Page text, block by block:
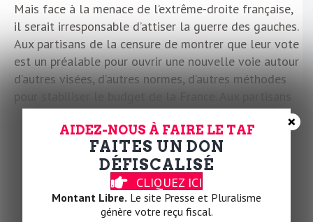
Mais face à la menace de l’extrême-droite française,
il serait irresponsable d’attiser la guerre des gauches.
Aux partisans de la censure de montrer que leur vote
est un préalable pour ouvrir une nouvelle voie autour
d’autres visées, d’autres normes, d’autres méthodes
pour stabiliser le budget de la France. Aux partisans
de gauche de la non-censure de faire la
démonstration que leur vote ne vaut en aucun cas
blanc-seing et ne détermine pas les votes à venir.
Contre les vents mauvais, l’impératif à gauche devrait
rester celui du rassemblement, sans lequel la voie
est ouverte vers le pire. La gauche est diverse,
AIDEZ-NOUS À FAIRE LE TAF
FAITES UN DON
DÉFISCALISÉ
CLIQUEZ ICI
Montant Libre. Le site Presse et Pluralisme
génère votre reçu fiscal.
×